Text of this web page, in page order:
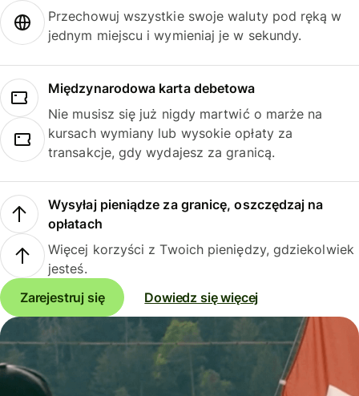
Przechowuj wszystkie swoje waluty pod ręką w
jednym miejscu i wymieniaj je w sekundy.
Międzynarodowa karta debetowa
Nie musisz się już nigdy martwić o marże na
kursach wymiany lub wysokie opłaty za
transakcje, gdy wydajesz za granicą.
Wysyłaj pieniądze za granicę, oszczędzaj na
opłatach
Więcej korzyści z Twoich pieniędzy, gdziekolwiek
jesteś.
Zarejestruj się
Dowiedz się więcej